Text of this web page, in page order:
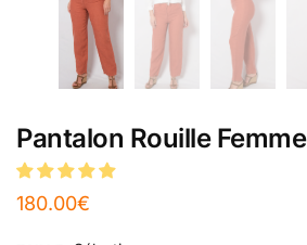
Pantalon Rouille Femme
180.00€